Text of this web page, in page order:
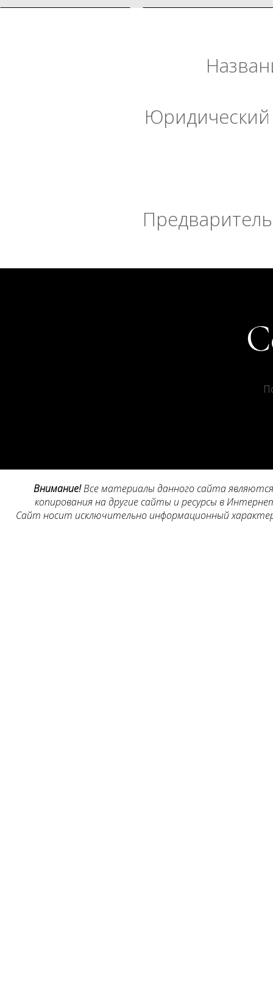
Внимание!Все материалы данного сайта
копирования на другие сайты и ресурсы в
Сайт носит исключительно информационный